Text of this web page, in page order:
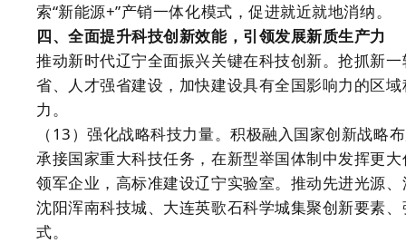
索“新能源+”产销一体化模式，促进就近就地消纳。
四、全面提升科技创新效能，引领发展新质生产力
推动新时代辽宁全面振兴关键在科技创新。抢抓新
省、人才强省建设，加快建设具有全国影响力的区
力。
（13）强化战略科技力量。积极融入国家创新战略
承接国家重大科技任务，在新型举国体制中发挥更
领军企业，高标准建设辽宁实验室。推动先进光源
沈阳浑南科技城、大连英歌石科学城集聚创新要素
式。